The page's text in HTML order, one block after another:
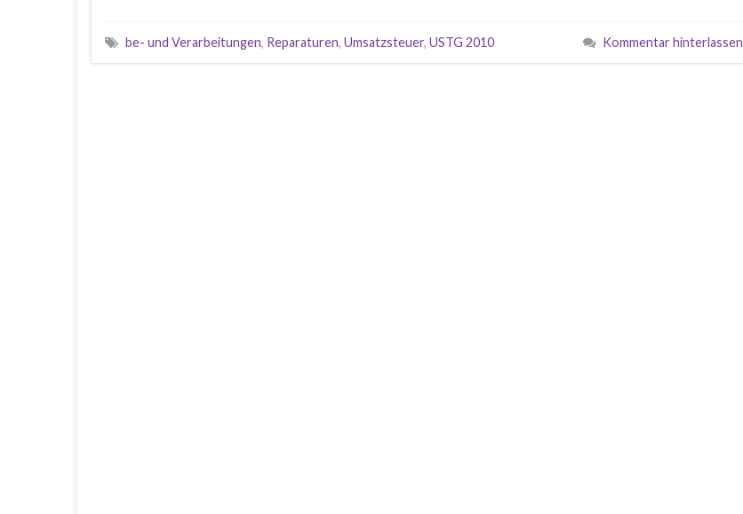
be- und Verarbeitungen, Reparaturen, Umsatzsteuer, USTG 2010 Kommentar hinterlassen